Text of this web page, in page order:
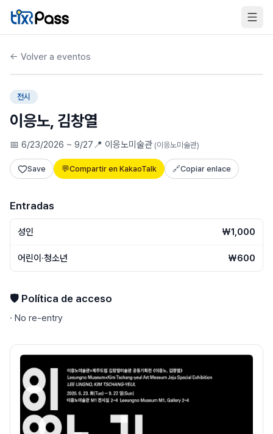
Skip to content
← Volver a eventos
🎧Audioguía inteligente
전시
이응노, 김창열
📅 6/23/2026 ~ 9/27📍 이응노미술관 (이응노미술관)
Save 💬Compartir en KakaoTalk 🔗Copiar enlace
Entradas
성인 ₩1,000
어린이·청소년 ₩600
🛡️ Política de acceso
· No re-entry